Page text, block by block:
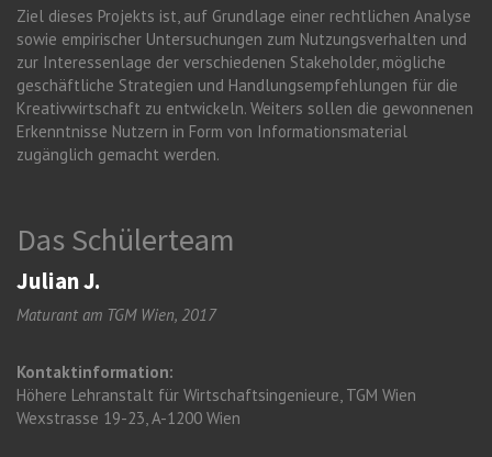
Ziel dieses Projekts ist, auf Grundlage einer rechtlichen Analyse
sowie empirischer Untersuchungen zum Nutzungsverhalten und
zur Interessenlage der verschiedenen Stakeholder, mögliche
geschäftliche Strategien und Handlungsempfehlungen für die
Kreativwirtschaft zu entwickeln. Weiters sollen die gewonnenen
Erkenntnisse Nutzern in Form von Informationsmaterial
zugänglich gemacht werden.
Das Schülerteam
Julian J.
Maturant am TGM Wien, 2017
Kontaktinformation:
Höhere Lehranstalt für Wirtschaftsingenieure, TGM Wien
Wexstrasse 19-23, A-1200 Wien